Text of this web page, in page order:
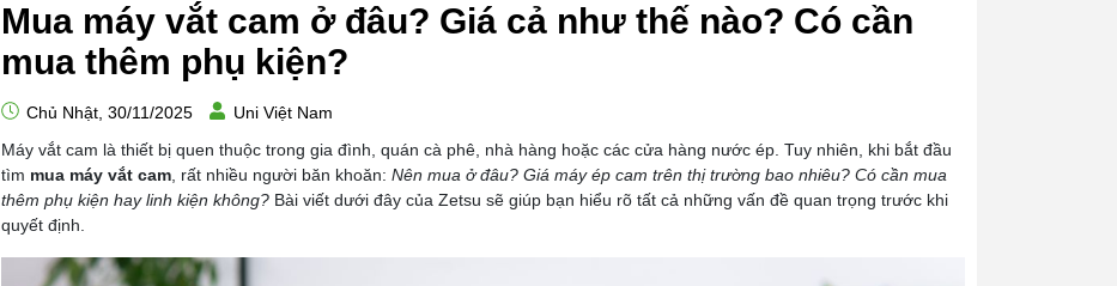
Mua máy vắt cam ở đâu? Giá cả như thế nào? Có cần
mua thêm phụ kiện?
Chủ Nhật, 30/11/2025
Uni Việt Nam
Máy vắt cam là thiết bị quen thuộc trong gia đình, quán cà phê, nhà hàng hoặc các cửa hàng nước ép. Tuy nhiên, khi bắt đầu
tìm mua máy vắt cam , rất nhiều người băn khoăn: Nên mua ở đâu? Giá máy ép cam trên thị trường bao nhiêu? Có cần mua
thêm phụ kiện hay linh kiện không? Bài viết dưới đây của Zetsu sẽ giúp bạn hiểu rõ tất cả những vấn đề quan trọng trước khi
quyết định.